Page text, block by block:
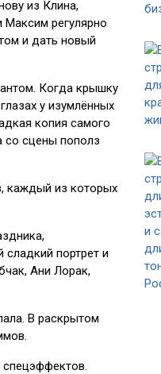
из Клина,
регулярно
и дать новый
Когда крышку
у изумлённых
копия самого
со сцены пополз
каждый из которых
портрет и
Ани Лорак,
В раскрытом
спецэффектов.